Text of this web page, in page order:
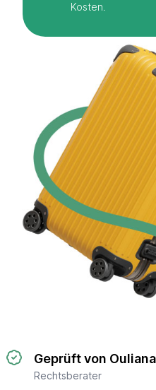
Kosten.
Geprüft von
Rechtsberater